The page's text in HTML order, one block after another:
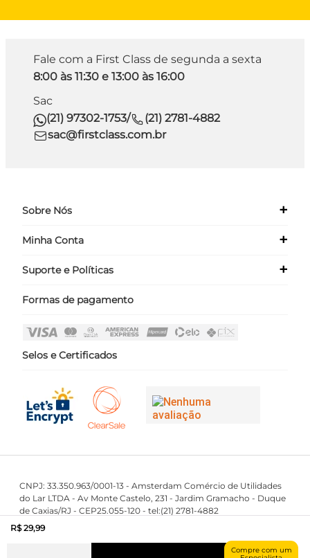
Compre com um
R$ 29,99
Fale com a First Class de segunda a sexta
8:00 às 11:30 e 13:00 às 16:00
Sac
(21) 97302-1753/
(21) 2781-4882
sac@firstclass.com.br
Sobre Nós +
Quem Somos
Minha Conta +
Meus Dados
Suporte e Políticas +
Políticas
Fale Conosco
Formas de pagamento
Selos e Certificados
CNPJ: 33.350.963/0001-13 - Amsterdam Comércio de Utilidades
do Lar LTDA - Av Monte Castelo, 231 - Jardim Gramacho - Duque
de Caxias/RJ - CEP25.055-120 - tel:(21) 2781-4882
First Class © 2016 - 2023 - Todos os direitos reservados.